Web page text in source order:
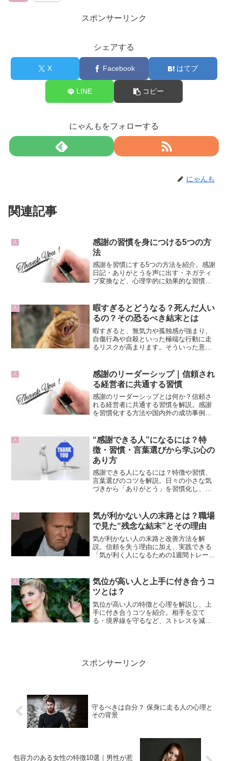
スポンサーリンク
シェアする
X Facebook はてブ
LINE コピー
にゃんもをフォローする
にゃんも
関連記事
人
感謝の習慣を身につける5つの方
法
感謝を習慣にする5つの方法を紹介。感謝
日記・ありがとうを声に出す・ネガティ
ブ変換など、心理学的に効果的な習慣化
人
暇すぎるとどうなる？死んだ人い
るの？その恐るべき結末とは
暇すぎると、無気力や孤独感が強まり、
自傷行為や自殺といった極端な行動に走
るリスクが高まります。そういった意味
す。
人
感謝のリーダーシップ｜信頼され
る経営者に共通する習慣
感謝のリーダーシップとは何か？信頼さ
れる経営者に共通する習慣を解説。感謝
を習慣化する方法や国内外の成功事例を
人
“感謝できる人”になるには？特
徴・習慣・言葉選びから学ぶ心の
あり方
感謝できる人になるには？特徴や習慣、
言葉選びのコツを解説。日々の小さな気
づきから「ありがとう」を習慣化し、幸
人
気が利かない人の末路とは？職場
で見た“残念な結末”とその理由
気が利かない人の末路と改善方法を解
説。信頼を失う理由に加え、実践できる
「気が利く人になるための1週間トレーニ
人
気位が高い人と上手に付き合うコ
ツとは？
気位が高い人の特徴と心理を解説し、上
手に付き合うコツを紹介。相手を立て
る・境界線を守るなど、ストレスを減ら
スポンサーリンク
守るべきは自分？ 保身に走る人の心理と
その背景
包容力のある女性の特徴10選｜男性が惹